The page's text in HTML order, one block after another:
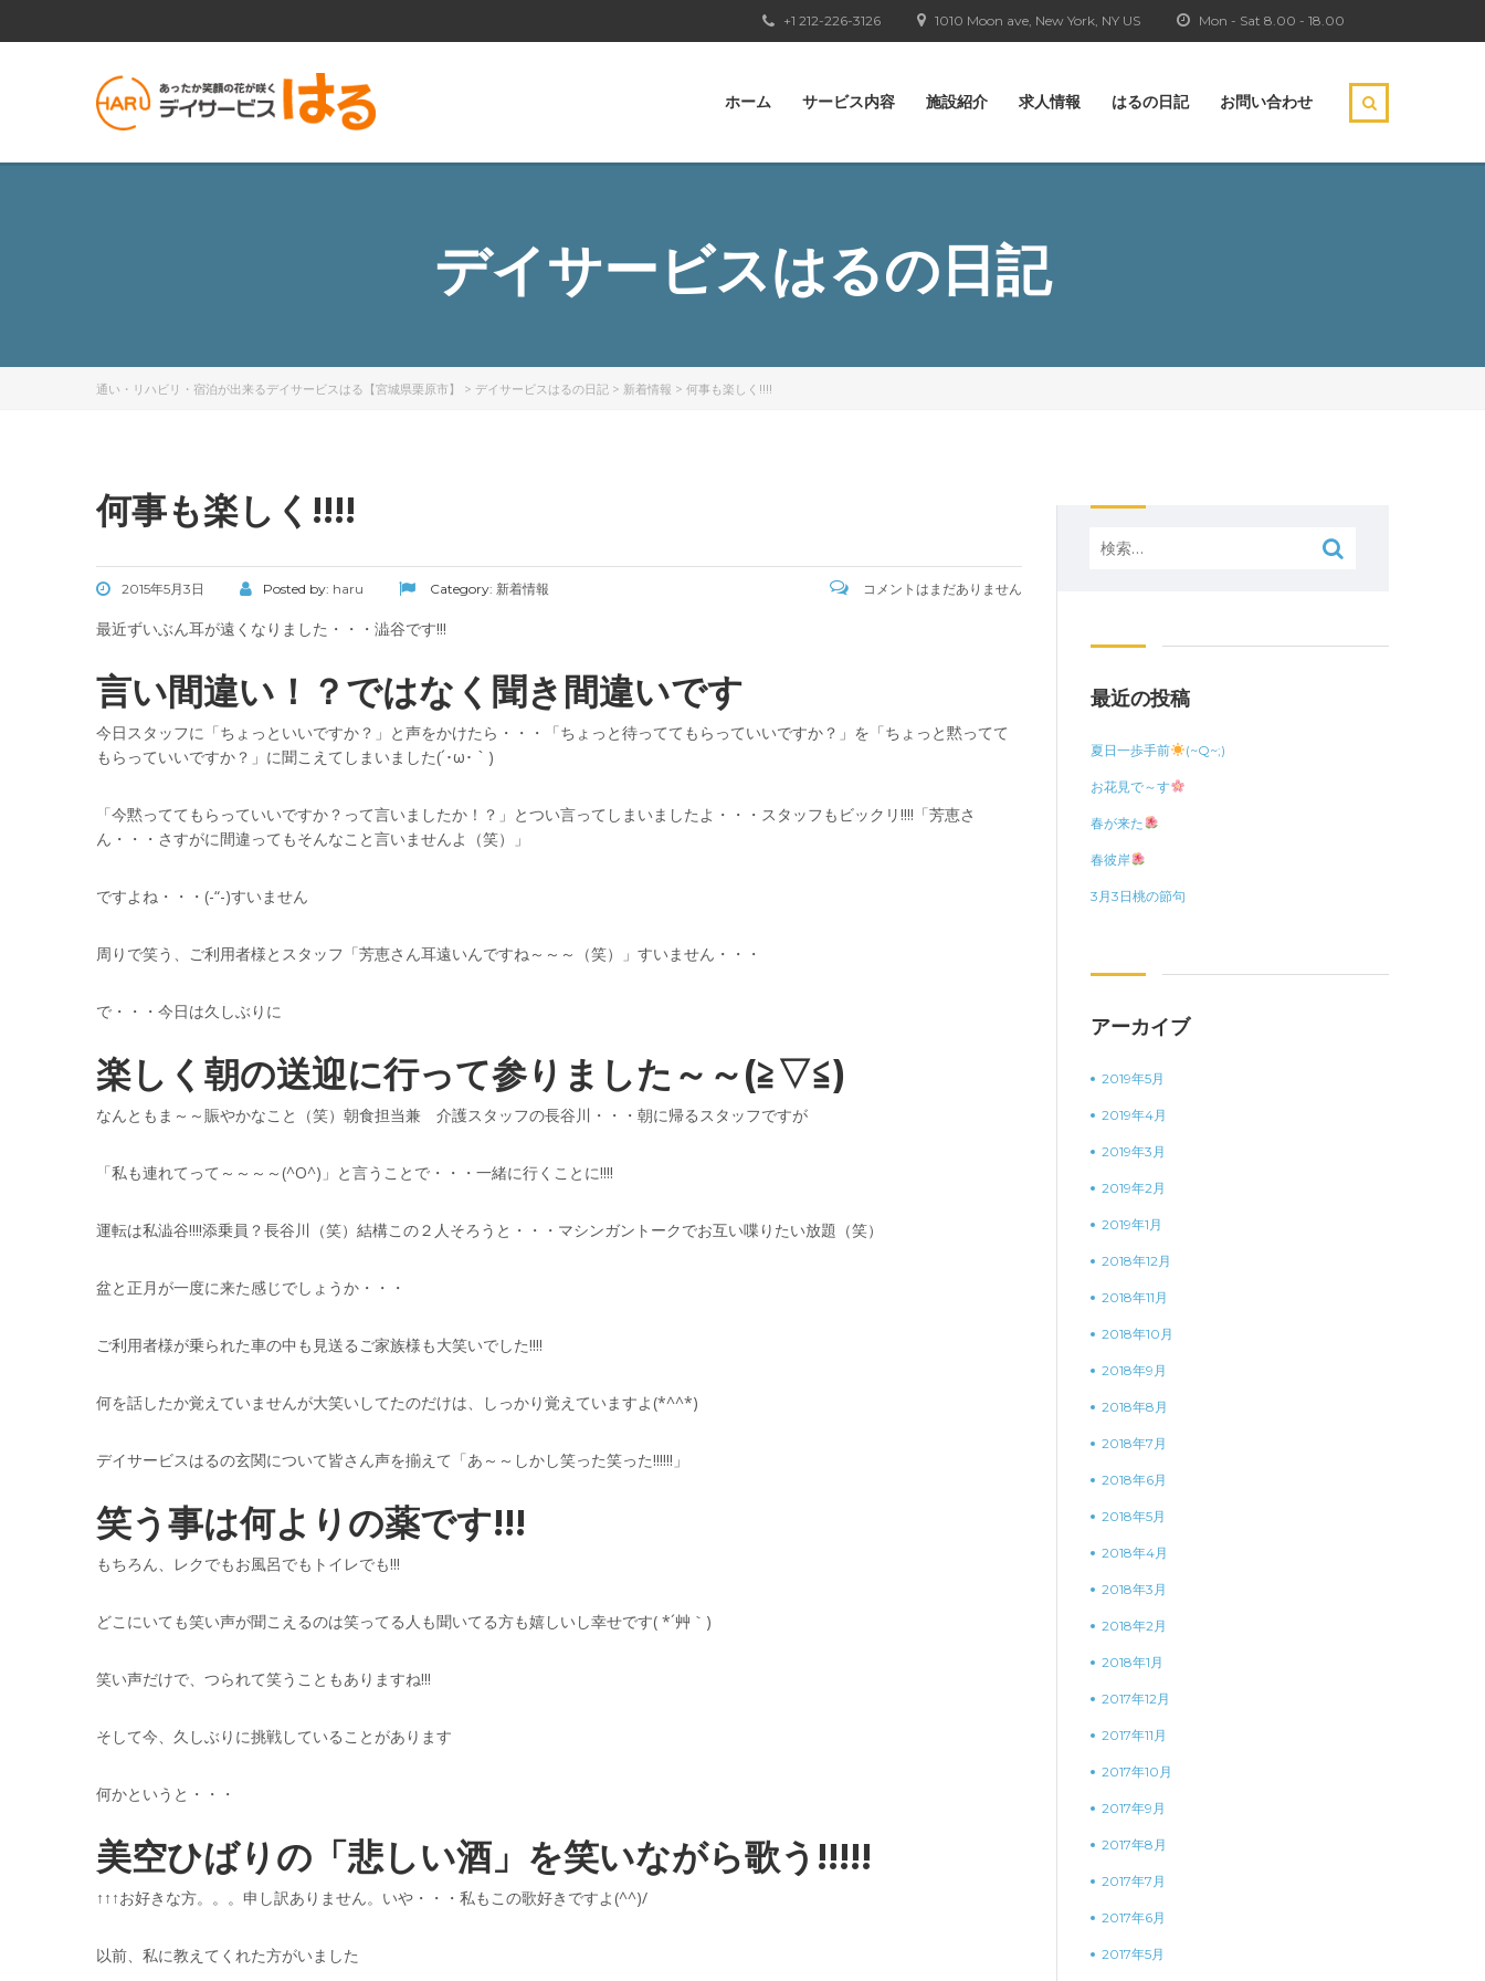
Mon - Sat 8.00 - 18.00
1010 Moon ave, New York, NY US
+1 212-226-3126
ホーム サービス内容 施設紹介 求人情報 はるの日記 お問い合わせ
デイサービスはるの日記
通い・リハビリ・宿泊が出来るデイサービスはる【宮城県栗原市】 > デイサービスはるの日記 > 新着情報 > 何事も楽しく!!!!
何事も楽しく!!!!
2015年5月3日 Posted by: haru Category: 新着情報 コメントはまだありません
最近ずいぶん耳が遠くなりました・・・澁谷です!!!
言い間違い！？ではなく聞き間違いです
今日スタッフに「ちょっといいですか？」と声をかけたら・・・「ちょっと待っててもらっていいですか？」を「ちょっと黙ってて
もらっていいですか？」に聞こえてしまいました(´･ω･｀)
「今黙っててもらっていいですか？って言いましたか！？」とつい言ってしまいましたよ・・・スタッフもビックリ!!!!「芳恵さ
ん・・・さすがに間違ってもそんなこと言いませんよ（笑）」
ですよね・・・(-“-)すいません
周りで笑う、ご利用者様とスタッフ「芳恵さん耳遠いんですね～～～（笑）」すいません・・・
で・・・今日は久しぶりに
楽しく朝の送迎に行って参りました～～(≧▽≦)
なんともま～～賑やかなこと（笑）朝食担当兼 介護スタッフの長谷川・・・朝に帰るスタッフですが
「私も連れてって～～～～(^O^)」と言うことで・・・一緒に行くことに!!!!
運転は私澁谷!!!!添乗員？長谷川（笑）結構この２人そろうと・・・マシンガントークでお互い喋りたい放題（笑）
盆と正月が一度に来た感じでしょうか・・・
ご利用者様が乗られた車の中も見送るご家族様も大笑いでした!!!!
何を話したか覚えていませんが大笑いしてたのだけは、しっかり覚えていますよ(*^^*)
デイサービスはるの玄関について皆さん声を揃えて「あ～～しかし笑った笑った!!!!!!」
笑う事は何よりの薬です!!!
もちろん、レクでもお風呂でもトイレでも!!!
どこにいても笑い声が聞こえるのは笑ってる人も聞いてる方も嬉しいし幸せです( *´艸｀)
笑い声だけで、つられて笑うこともありますね!!!
そして今、久しぶりに挑戦していることがあります
何かというと・・・
美空ひばりの「悲しい酒」を笑いながら歌う!!!!!
↑↑↑お好きな方。。。申し訳ありません。いや・・・私もこの歌好きですよ(^^)/
以前、私に教えてくれた方がいました
検
索:
最近の投稿
夏日一歩手前 (~Q~;)
お花見で～す
春が来た
春彼岸
3月3日桃の節句
アーカイブ
2019年5月
2019年4月
2019年3月
2019年2月
2019年1月
2018年12月
2018年11月
2018年10月
2018年9月
2018年8月
2018年7月
2018年6月
2018年5月
2018年4月
2018年3月
2018年2月
2018年1月
2017年12月
2017年11月
2017年10月
2017年9月
2017年8月
2017年7月
2017年6月
2017年5月